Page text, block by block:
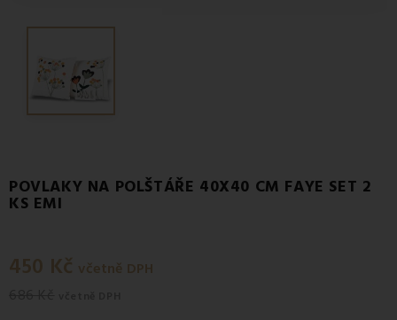
POVLAKY NA POLŠTÁŘE 40X40 CM FAYE SET 2
KS EMI
450 Kč včetně DPH